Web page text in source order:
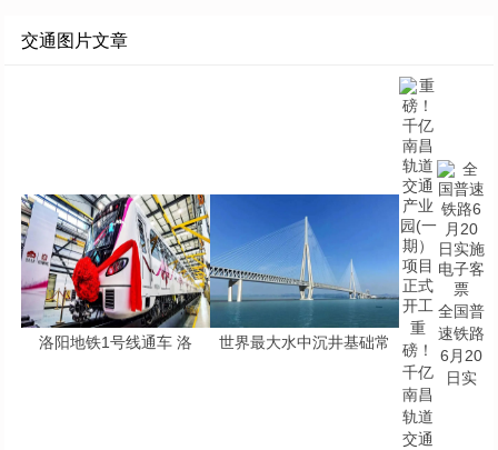
交通图片文章
洛阳地铁1号线通车 洛 世界最大水中沉井基础常
重
磅！
千亿
南昌
轨道
交通
全国普
速铁路
6月20
日实